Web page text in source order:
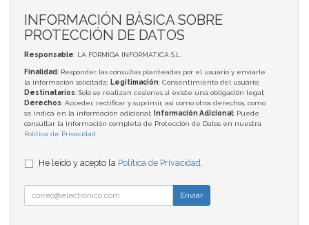
INFORMACIÓN BÁSICA SOBRE
PROTECCIÓN DE DATOS
Responsable: LA FORMIGA INFORMATICA S.L.
Finalidad: Responder las consultas planteadas por el usuario y enviarle
la información solicitada; Legitimación: Consentimiento del usuario;
Destinatarios: Solo se realizan cesiones si existe una obligación legal;
Derechos: Acceder, rectificar y suprimir, así como otros derechos, como
se indica en la información adicional;
Información Adicional: Puede
consultar la información completa de Protección de Datos en nuestra
Política de Privacidad
He leído y acepto la Política de Privacidad
Enviar